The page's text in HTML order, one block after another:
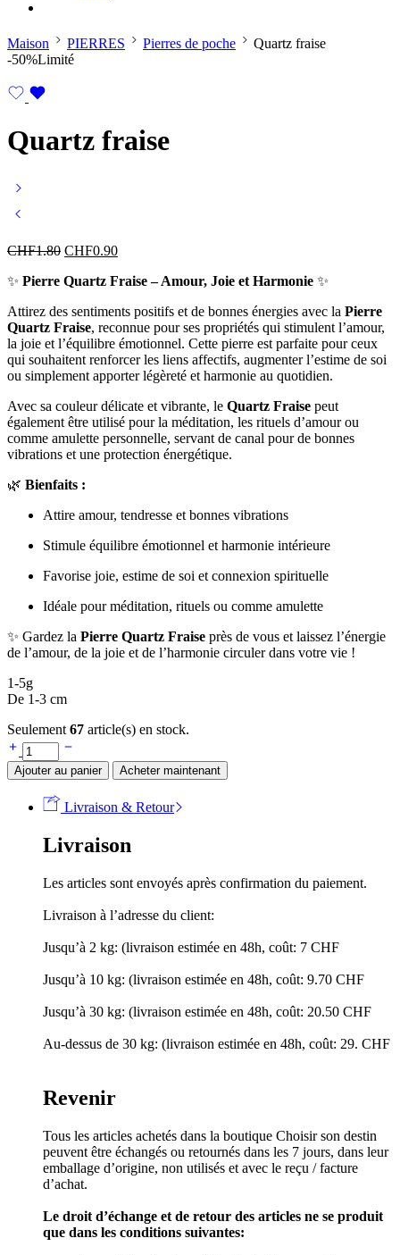
Maison PIERRES Pierres de poche
Quartz fraise
-50%Limité
Quartz fraise
CHF1.80 CHF0.90
✨ Pierre Quartz Fraise – Amour, Joie et Harmonie ✨
Attirez des sentiments positifs et de bonnes énergies avec la Pierre
Quartz Fraise, reconnue pour ses propriétés qui stimulent l’amour,
la joie et l’équilibre émotionnel. Cette pierre est parfaite pour ceux
qui souhaitent renforcer les liens affectifs, augmenter l’estime de soi
ou simplement apporter légèreté et harmonie au quotidien.
Avec sa couleur délicate et vibrante, le Quartz Fraise peut
également être utilisé pour la méditation, les rituels d’amour ou
comme amulette personnelle, servant de canal pour de bonnes
vibrations et une protection énergétique.
🌿 Bienfaits :
Attire amour, tendresse et bonnes vibrations
Stimule équilibre émotionnel et harmonie intérieure
Favorise joie, estime de soi et connexion spirituelle
Idéale pour méditation, rituels ou comme amulette
✨ Gardez la Pierre Quartz Fraise près de vous et laissez l’énergie
de l’amour, de la joie et de l’harmonie circuler dans votre vie !
1-5g
De 1-3 cm
Seulement 67 article(s) en stock.
Ajouter au panier Acheter maintenant
Livraison & Retour
Livraison
Les articles sont envoyés après confirmation du paiement.
Livraison à l’adresse du client:
Jusqu’à 2 kg: (livraison estimée en 48h, coût: 7 CHF
Jusqu’à 10 kg: (livraison estimée en 48h, coût: 9.70 CHF
Jusqu’à 30 kg: (livraison estimée en 48h, coût: 20.50 CHF
Au-dessus de 30 kg: (livraison estimée en 48h, coût: 29. CHF
Revenir
Tous les articles achetés dans la boutique Choisir son destin
peuvent être échangés ou retournés dans les 7 jours, dans leur
emballage d’origine, non utilisés et avec le reçu / facture
d’achat.
Le droit d’échange et de retour des articles ne se produit
que dans les conditions suivantes: